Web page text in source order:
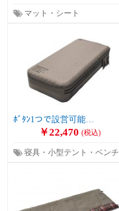
マット・シート
ﾎﾞﾀﾝ1つで設営可能…
￥22,470 (税込)
寝具・小型テント・ベンチ